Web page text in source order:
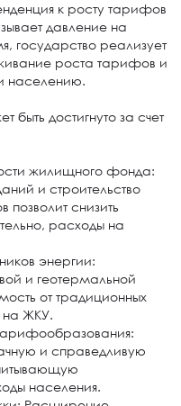
к росту тарифов
давление на
государство реализует
роста тарифов и
населению.
достигнуто за счет
жилищного фонда:
и строительство
снизить
расходы на
энергии:
и геотермальной
от традиционных
на ЖКУ.
и справедливую
населения.